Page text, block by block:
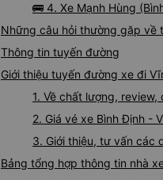
🚌 4. Xe Mạnh Hùng
Những câu hỏi thường gặp về
Thông tin tuyến đường
Giới thiệu tuyến đường xe đi
1. Về chất lượng,
2. Giá vé xe Bình Định -
3. Giới thiệu, tư vấn các
Bảng tổng hợp thông tin nhà